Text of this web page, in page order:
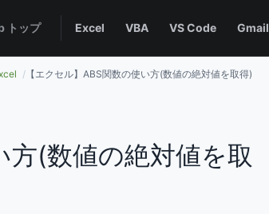
トップ Excel VBA VS Code Gmail
【エクセル】ABS関数の使い方(数値の絶対値を取得)
方(数値の絶対値を取